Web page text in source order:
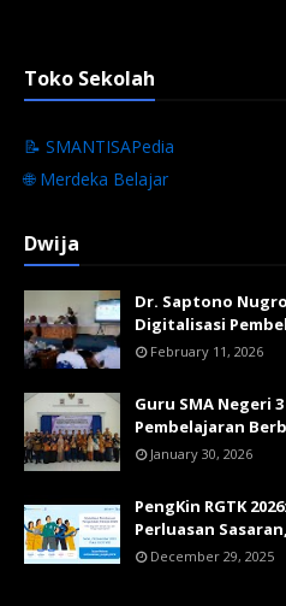
Toko Sekolah
📝 SMANTISAPedia
🌐 Merdeka Belajar
Dwija
Dr. Saptono
Digitalisasi
February 11, 2026
Guru SMA Negeri
Pembelajaran
January 30, 2026
PengKin RGTK
Perluasan
December 29, 2025